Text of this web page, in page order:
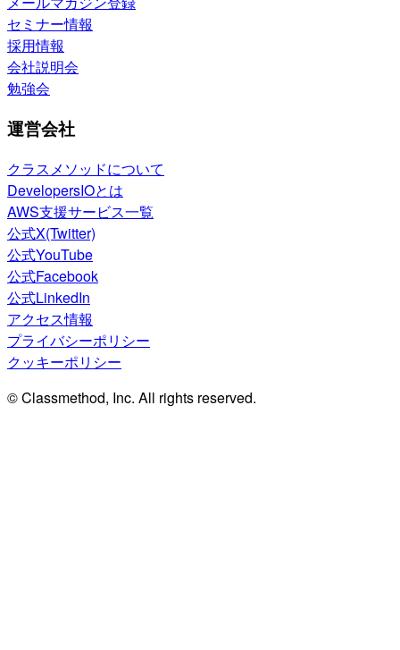
セミナー情報
採用情報
会社説明会
勉強会
運営会社
クラスメソッドについて
DevelopersIOとは
AWS支援サービス一覧
公式X(Twitter)
公式YouTube
公式Facebook
公式LinkedIn
アクセス情報
プライバシーポリシー
クッキーポリシー
© Classmethod, Inc. All rights reserved.